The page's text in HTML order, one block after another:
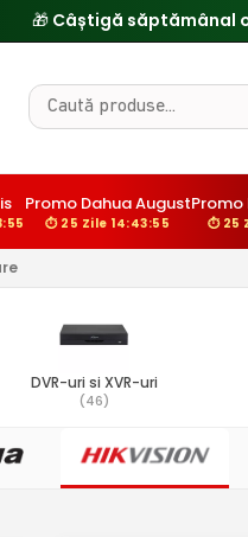
Promo Dahua August
⏱ 25 Zile 14:43:54
Promo
⏱ 25
DVR-uri si XVR-uri
(46)